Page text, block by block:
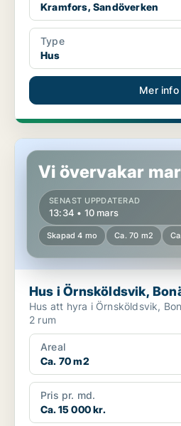
Kramfors, Sandöverken
Type
Hus
Mer info
Hus i Örnsköldsvik, Bonässund
Vi övervakar
SENAST UPPDATERAD
13:34 • 10 mars
Skapad 4 mo Ca. 70 m2
Hus i Örnsköldsvik,
Hus att hyra i Örnsköldsvik, Bonässund
2 rum
Areal
Ca. 70 m2
Pris pr. md.
Ca. 15 000 kr.